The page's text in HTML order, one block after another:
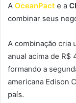
A OceanPact e a
combinar seus
A combinação cria
anual acima de R$
formando a
americana Edison
país.